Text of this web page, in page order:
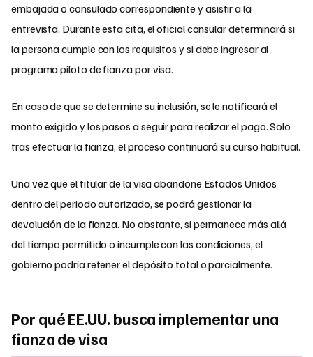
embajada o consulado correspondiente y asistir a la
entrevista. Durante esta cita, el oficial consular determinará si
la persona cumple con los requisitos y si debe ingresar al
programa piloto de fianza por visa.
En caso de que se determine su inclusión, se le notificará el
monto exigido y los pasos a seguir para realizar el pago. Solo
tras efectuar la fianza, el proceso continuará su curso habitual.
Una vez que el titular de la visa abandone Estados Unidos
dentro del periodo autorizado, se podrá gestionar la
devolución de la fianza. No obstante, si permanece más allá
del tiempo permitido o incumple con las condiciones, el
gobierno podría retener el depósito total o parcialmente.
Por qué EE.UU. busca implementar una
fianza de visa